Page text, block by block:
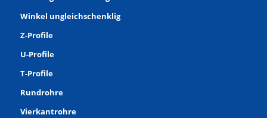
Winkel ungleichschenklig
Z-Profile
U-Profile
T-Profile
Rundrohre
Vierkantrohre